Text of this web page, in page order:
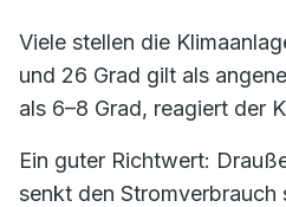
Viele stellen die
und 26 Grad gilt als
als 6–8 Grad, reagiert der
Ein guter Richtwert:
senkt den Stromverbrauch